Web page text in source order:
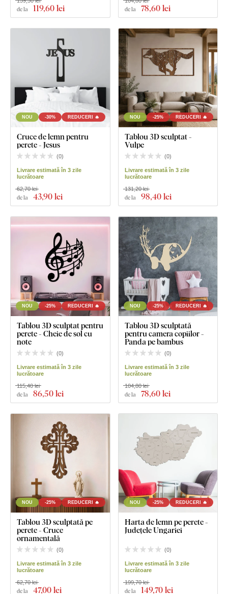
de la 119,60 lei de la 78,60 lei
NOU -30% REDUCERI 🔥
Cruce de lemn pentru
perete - Jesus
(0)
Livrare estimată în 3 zile
lucrătoare
de la 43,90 lei
62,70 lei
NOU -25% REDUCERI 🔥
Tablou 3D sculptat -
Vulpe
(0)
Livrare estimată în 3 zile
lucrătoare
de la 98,40 lei
131,20 lei
NOU -25% REDUCERI 🔥
Tablou 3D sculptat pentru
perete - Cheie de sol cu
note
(0)
Livrare estimată în 3 zile
lucrătoare
de la 86,50 lei
115,40 lei
NOU -25% REDUCERI 🔥
Tablou 3D sculptată
pentru camera copiilor -
Panda pe bambus
(0)
Livrare estimată în 3 zile
lucrătoare
de la 78,60 lei
104,80 lei
NOU -25% REDUCERI 🔥
Tablou 3D sculptată pe
perete - Cruce
ornamentală
(0)
Livrare estimată în 3 zile
lucrătoare
de la 47,00 lei
62,70 lei
NOU -25% REDUCERI 🔥
Harta de lemn pe perete -
Județele Ungariei
(0)
Livrare estimată în 3 zile
lucrătoare
de la 149,70 lei
199,70 lei